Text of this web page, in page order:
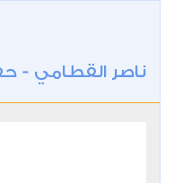
ناصر القطامي